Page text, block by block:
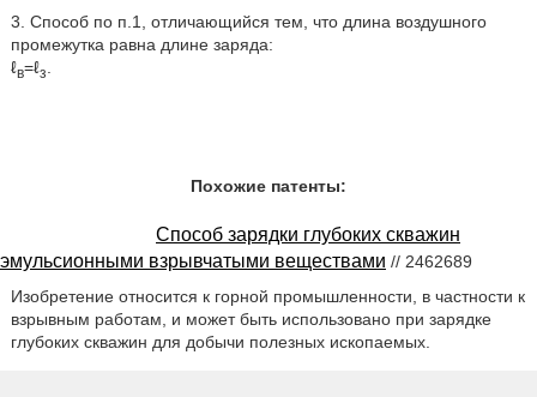
3. Способ по п.1, отличающийся тем, что длина воздушного
промежутка равна длине заряда:
ℓв=ℓз
Похожие патенты:
Способ зарядки глубоких скважин
эмульсионными взрывчатыми веществами // 2462689
Изобретение относится к горной промышленности, в частности к
взрывным работам, и может быть использовано при зарядке
глубоких скважин для добычи полезных ископаемых.